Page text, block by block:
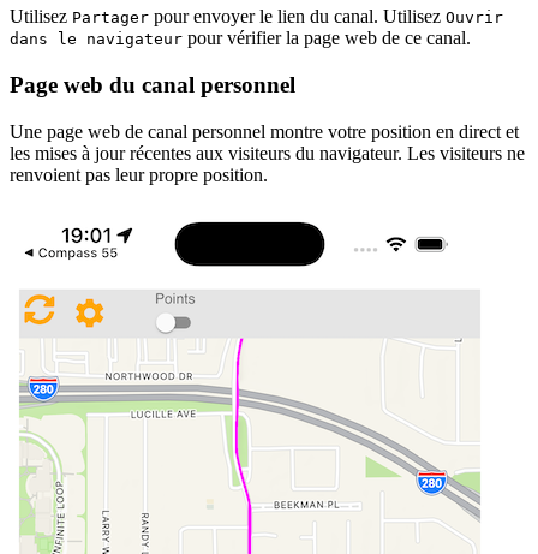
Utilisez Partager pour envoyer le lien du canal. Utilisez Ouvrir
dans le navigateur pour vérifier la page web de ce canal.
Page web du canal personnel
Une page web de canal personnel montre votre position en direct et
les mises à jour récentes aux visiteurs du navigateur. Les visiteurs ne
renvoient pas leur propre position.